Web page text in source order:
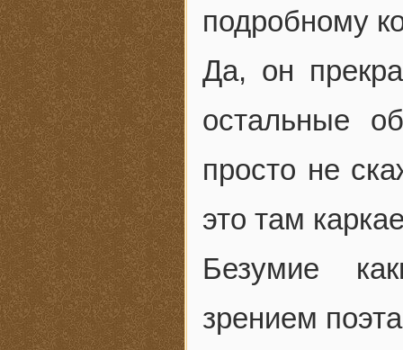
подробному
Да, он
остальные
просто не
это там
Безумие
зрением